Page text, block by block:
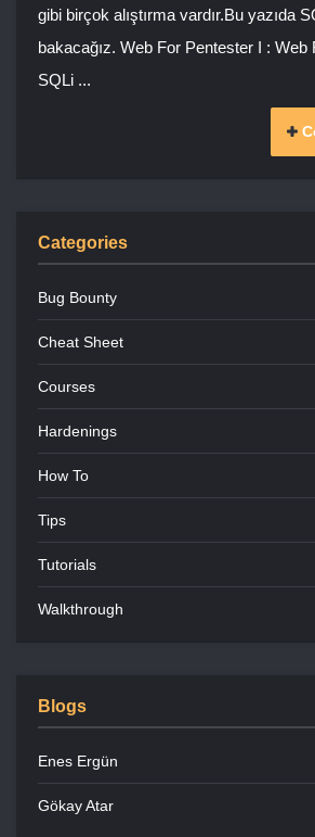
gibi birçok alıştırma vardır.Bu yazıda
bakacağız. Web For Pentester I : Web
SQLi ...
Categories
Bug Bounty
Cheat Sheet
Courses
Hardenings
How To
Tips
Tutorials
Walkthrough
Blogs
Enes Ergün
Gökay Atar